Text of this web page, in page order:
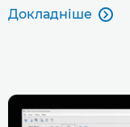
Докладніше 